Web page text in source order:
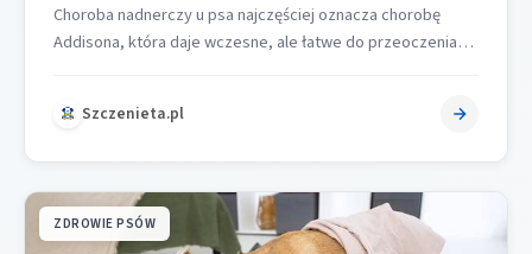
Choroba nadnerczy u psa najczęściej oznacza chorobę
Addisona, która daje wczesne, ale łatwe do przeoczenia
Szczenieta.pl
ZDROWIE PSÓW